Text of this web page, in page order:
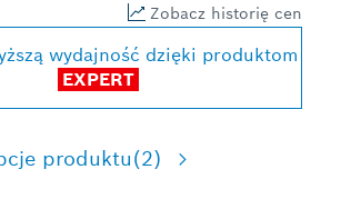
Zobacz historię cen
wydajność dzięki produktom
EXPERT
produktu(2)